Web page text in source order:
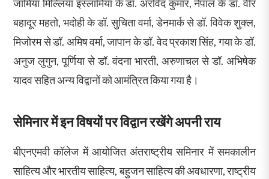
जामिया मिल्लिया इस्लामिया के डॉ. अरविंद कुमार, नेपाल के डॉ. वीर
बहादूर महतो, भदोही के डॉ. सुचिता वर्मा, डेनमार्क से डॉ. विवेक शुक्ल,
मिजोरम से डॉ. अमिष वर्मा, जापान के डॉ. वेद प्रकाश सिंह, गया के डॉ.
अनुज लुगुन, पूर्णिया से डॉ. वंदना भारती, अरुणाचल से डॉ. अभिषेक
यादव सहित अन्य विद्वानों को आमंत्रित किया गया है।
सेमिनार में इन विषयों पर विद्वान रखेंगे अपनी राय
बीएनएमवी कॉलेज में आयोजित अंतराष्ट्रीय समिनार में समकालीन
साहित्य और भारतीय साहित्य, बहुजन साहित्य की अवधारणा, राष्ट्रीय